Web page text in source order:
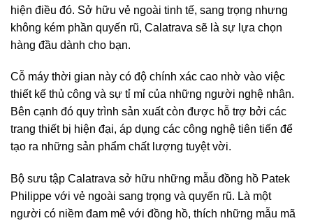
hiện điều đó. Sở hữu vẻ ngoài tinh tế, sang trọng nhưng
không kém phần quyến rũ, Calatrava sẽ là sự lựa chọn
hàng đầu dành cho bạn.
Cỗ máy thời gian này có độ chính xác cao nhờ vào việc
thiết kế thủ công và sự tỉ mỉ của những người nghệ nhân.
Bên cạnh đó quy trình sản xuất còn được hỗ trợ bởi các
trang thiết bị hiện đại, áp dụng các công nghệ tiên tiến để
tạo ra những sản phẩm chất lượng tuyệt vời.
Bộ sưu tập Calatrava sở hữu những mẫu đồng hồ Patek
Philippe với vẻ ngoài sang trọng và quyến rũ. Là một
người có niềm đam mê với đồng hồ, thích những mẫu mã